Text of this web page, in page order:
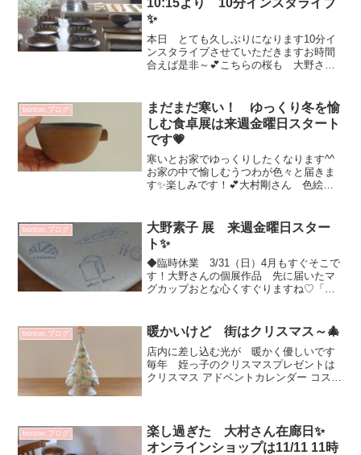
10:15より 10分インスタライブ
✨
本日 とても久しぶりになります10分イ
ンスタライブさせていただきますお時間
合えば是非～💕こちらの桜も 大野さん
て キュートな女性お話ししにいらして
くださいね～皆さまのお越...
bonton.ブログ
まだまだ寒い！ ゆっくり冬を愉
しむ食卓展は来週金曜日スタート
です💗
寒いとお家でゆっくりしたくなります^^
お家の中で愉しむうつわが色々と届きま
す✨楽しみです！💕大村剛さん 色絵片
（笑）水切れ抜群！ 気持ちよいです
(^^)v土田和茂さん や...
bonton.ブログ
大野素子 展 来週金曜日スター
ト✨
◆臨時休業 3/31（日）4月もすぐそこで
す！大野さんの個展作品 先に届いたマ
グカップおとな心くすぐりますね♡「全
す 丁度良いサイズ一緒に使いたい！っ
て思うパン皿...
bonton.ブログ 暖かいけど 街はクリスマス～🎄
店内に差し込む光が 暖かく優しいです
毎年 姪っ子のクリスマスプレゼントは
クリスマス アドベントカレンダー コスメ
しみ✨自分にプレゼ...
bonton.ブログ
楽し過ぎた 大村さん在廊日✨
オンラインショップは11/11 11時